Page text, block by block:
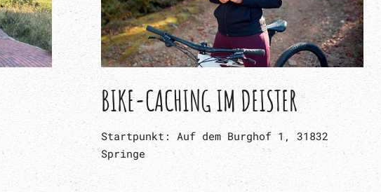
BIKE-CACHING IM DEISTER
Startpunkt: Auf dem Burghof 1, 31832
Springe